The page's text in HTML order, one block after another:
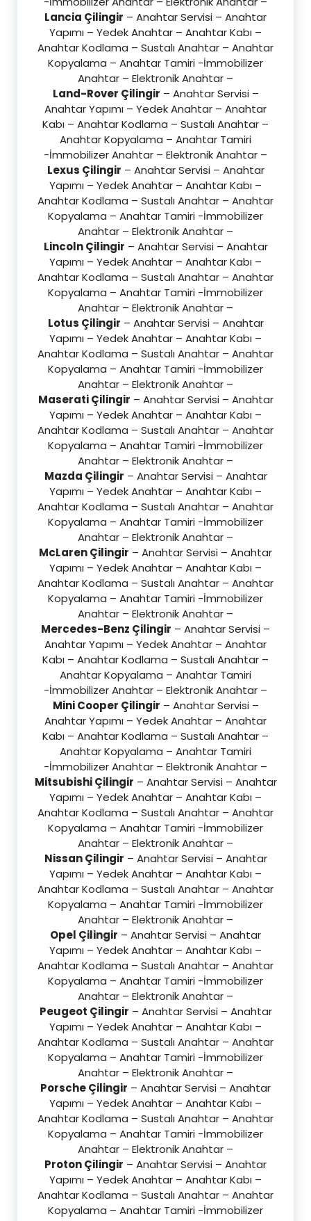
Lancia Çilingir – Anahtar Servisi – Anahtar
Yapımı – Yedek Anahtar – Anahtar Kabı –
Anahtar Kodlama – Sustalı Anahtar – Anahtar
Kopyalama – Anahtar Tamiri -İmmobilizer
Anahtar – Elektronik Anahtar –
Land-Rover Çilingir – Anahtar Servisi –
Anahtar Yapımı – Yedek Anahtar – Anahtar
Kabı – Anahtar Kodlama – Sustalı Anahtar –
Anahtar Kopyalama – Anahtar Tamiri
-İmmobilizer Anahtar – Elektronik Anahtar –
Lexus Çilingir – Anahtar Servisi – Anahtar
Yapımı – Yedek Anahtar – Anahtar Kabı –
Anahtar Kodlama – Sustalı Anahtar – Anahtar
Kopyalama – Anahtar Tamiri -İmmobilizer
Anahtar – Elektronik Anahtar –
Lincoln Çilingir – Anahtar Servisi – Anahtar
Yapımı – Yedek Anahtar – Anahtar Kabı –
Anahtar Kodlama – Sustalı Anahtar – Anahtar
Kopyalama – Anahtar Tamiri -İmmobilizer
Anahtar – Elektronik Anahtar –
Lotus Çilingir – Anahtar Servisi – Anahtar
Yapımı – Yedek Anahtar – Anahtar Kabı –
Anahtar Kodlama – Sustalı Anahtar – Anahtar
Kopyalama – Anahtar Tamiri -İmmobilizer
Anahtar – Elektronik Anahtar –
Maserati Çilingir – Anahtar Servisi – Anahtar
Yapımı – Yedek Anahtar – Anahtar Kabı –
Anahtar Kodlama – Sustalı Anahtar – Anahtar
Kopyalama – Anahtar Tamiri -İmmobilizer
Anahtar – Elektronik Anahtar –
Mazda Çilingir – Anahtar Servisi – Anahtar
Yapımı – Yedek Anahtar – Anahtar Kabı –
Anahtar Kodlama – Sustalı Anahtar – Anahtar
Kopyalama – Anahtar Tamiri -İmmobilizer
Anahtar – Elektronik Anahtar –
McLaren Çilingir – Anahtar Servisi – Anahtar
Yapımı – Yedek Anahtar – Anahtar Kabı –
Anahtar Kodlama – Sustalı Anahtar – Anahtar
Kopyalama – Anahtar Tamiri -İmmobilizer
Anahtar – Elektronik Anahtar –
Mercedes-Benz Çilingir – Anahtar Servisi –
Anahtar Yapımı – Yedek Anahtar – Anahtar
Kabı – Anahtar Kodlama – Sustalı Anahtar –
Anahtar Kopyalama – Anahtar Tamiri
-İmmobilizer Anahtar – Elektronik Anahtar –
Mini Cooper Çilingir – Anahtar Servisi –
Anahtar Yapımı – Yedek Anahtar – Anahtar
Kabı – Anahtar Kodlama – Sustalı Anahtar –
Anahtar Kopyalama – Anahtar Tamiri
-İmmobilizer Anahtar – Elektronik Anahtar –
Mitsubishi Çilingir – Anahtar Servisi – Anahtar
Yapımı – Yedek Anahtar – Anahtar Kabı –
Anahtar Kodlama – Sustalı Anahtar – Anahtar
Kopyalama – Anahtar Tamiri -İmmobilizer
Anahtar – Elektronik Anahtar –
Nissan Çilingir – Anahtar Servisi – Anahtar
Yapımı – Yedek Anahtar – Anahtar Kabı –
Anahtar Kodlama – Sustalı Anahtar – Anahtar
Kopyalama – Anahtar Tamiri -İmmobilizer
Anahtar – Elektronik Anahtar –
Opel Çilingir – Anahtar Servisi – Anahtar
Yapımı – Yedek Anahtar – Anahtar Kabı –
Anahtar Kodlama – Sustalı Anahtar – Anahtar
Kopyalama – Anahtar Tamiri -İmmobilizer
Anahtar – Elektronik Anahtar –
Peugeot Çilingir – Anahtar Servisi – Anahtar
Yapımı – Yedek Anahtar – Anahtar Kabı –
Anahtar Kodlama – Sustalı Anahtar – Anahtar
Kopyalama – Anahtar Tamiri -İmmobilizer
Anahtar – Elektronik Anahtar –
Porsche Çilingir – Anahtar Servisi – Anahtar
Yapımı – Yedek Anahtar – Anahtar Kabı –
Anahtar Kodlama – Sustalı Anahtar – Anahtar
Kopyalama – Anahtar Tamiri -İmmobilizer
Anahtar – Elektronik Anahtar –
Proton Çilingir – Anahtar Servisi – Anahtar
Yapımı – Yedek Anahtar – Anahtar Kabı –
Anahtar Kodlama – Sustalı Anahtar – Anahtar
Kopyalama – Anahtar Tamiri -İmmobilizer